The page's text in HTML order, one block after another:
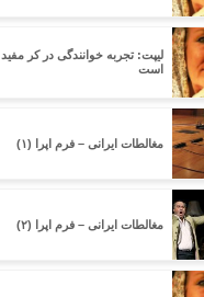
لیپت: تجربه خوانندگی در کر مفید
است
مغالطات ایرانی – فرم اپرا (۱)
مغالطات ایرانی – فرم اپرا (۲)